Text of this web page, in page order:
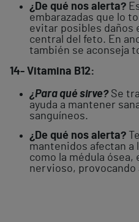
¿De qué nos alerta?
embarazadas que lo
evitar posibles daños
central del feto. En
también se aconseja
14- Vitamina B12:
¿Para qué sirve?Se
ayuda a mantener
sanguíneos.
¿De qué nos alerta?
mantenidos afectan a
como la médula ósea,
nervioso, provocando